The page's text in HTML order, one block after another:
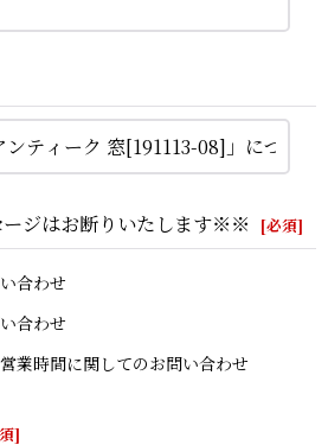
ジはお断りいたします※※ [必須]
合わせ
合わせ
業時間に関してのお問い合わせ
]